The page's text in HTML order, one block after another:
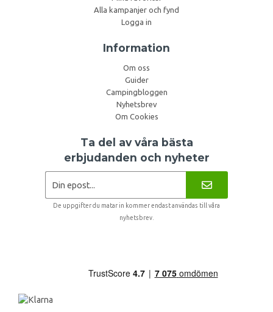
Alla kampanjer och fynd
Logga in
Information
Om oss
Guider
Campingbloggen
Nyhetsbrev
Om Cookies
Ta del av våra bästa
erbjudanden och nyheter
De uppgifter du matar in kommer endast användas till våra
nyhetsbrev.